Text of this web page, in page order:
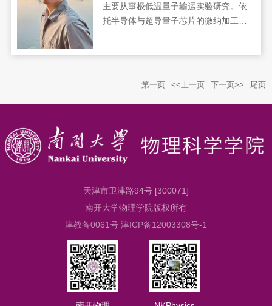
主要从事极低温量子输运实验研究。依
托半导体与超导量子芯片的微纳加工制
第一页 <<上一页 下一页>> 尾页
天津市卫津路94号 [300071]
南开大学物理学院版权所有
津教备0061号 津ICP备12003308号-1